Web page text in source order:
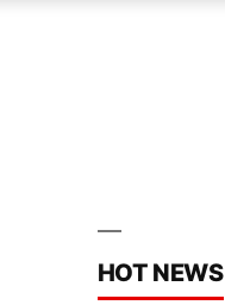
HOT NEWS